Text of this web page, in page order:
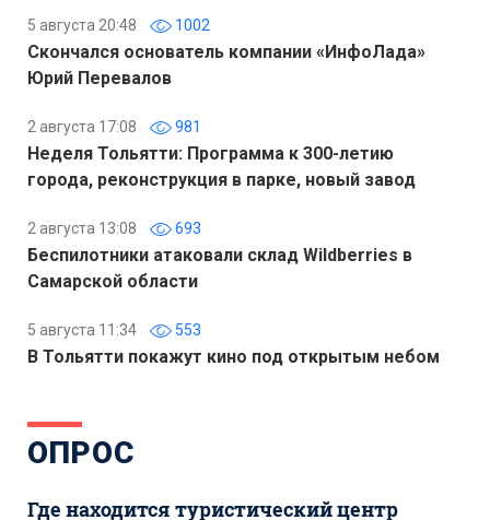
5 августа 20:48 1002
Скончался основатель компании «ИнфоЛада»
Юрий Перевалов
2 августа 17:08 981
Неделя Тольятти: Программа к 300-летию
города, реконструкция в парке, новый завод
2 августа 13:08 693
Беспилотники атаковали склад Wildberries в
Самарской области
5 августа 11:34 553
В Тольятти покажут кино под открытым небом
ОПРОС
Где находится туристический центр